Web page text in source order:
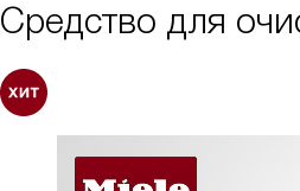
Средство для